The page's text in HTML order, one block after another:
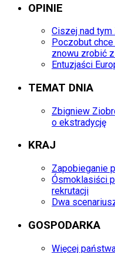
OPINIE
Ciszej nad tym
Poczobut
znowu zrobić
Entuzjaści
TEMAT DNIA
Zbigniew
o ekstradycję
KRAJ
Zapobieganie
Ósmoklasiści
rekrutacji
Dwa
GOSPODARKA
Więcej